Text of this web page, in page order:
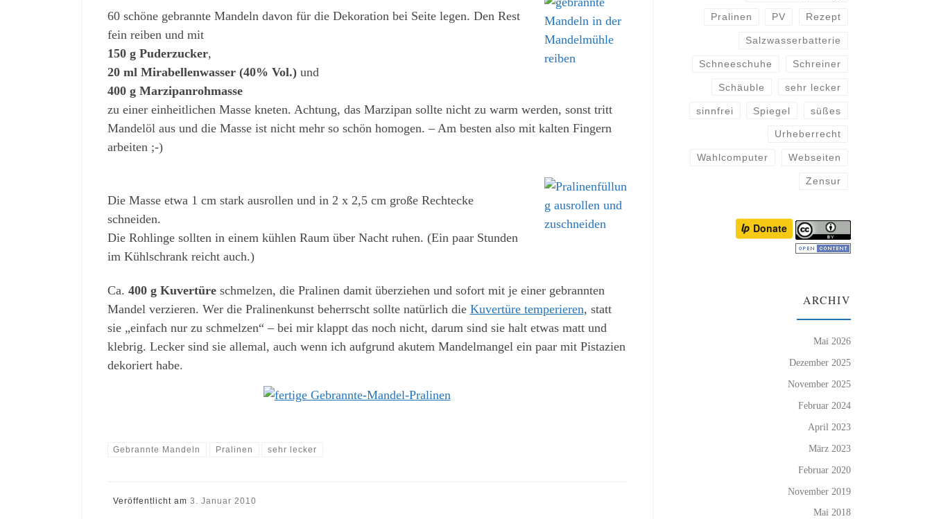
60 schöne gebrannte Mandeln davon für die Dekoration bei Seite legen. Den Rest
fein reiben und mit
150 g Puderzucker,
20 ml Mirabellenwasser (40% Vol.)und
400 g Marzipanrohmasse
zu einer einheitlichen Masse kneten. Achtung, das Marzipan sollte nicht zu warm werden, sonst tritt
Mandelöl aus und die Masse ist nicht mehr so schön homogen. – Am besten also mit kalten Fingern
arbeiten ;-)
Die Masse etwa 1 cm stark ausrollen und in 2 x 2,5 cm große Rechtecke
schneiden.
Die Rohlinge sollten in einem kühlen Raum über Nacht ruhen. (Ein paar Stunden
im Kühlschrank reicht auch.)
Ca. 400 g Kuvertüreschmelzen, die Pralinen damit überziehen und sofort mit je einer gebrannten
Mandel verzieren. Wer die Pralinenkunst beherrscht sollte natürlich die Kuvertüre temperieren, statt
sie „einfach nur zu schmelzen“ – bei mir klappt das noch nicht, darum sind sie halt etwas matt und
klebrig. Lecker sind sie allemal, auch wenn ich aufgrund akutem Mandelmangel ein paar mit Pistazien
dekoriert habe.
Gebrannte Mandeln Pralinen sehr lecker
Veröffentlicht am 3. Januar 2010
Pralinen PV Rezept
Salzwasserbatterie
Schneeschuhe Schreiner
Schäuble sehr lecker
sinnfrei Spiegel süßes
Urheberrecht
Wahlcomputer Webseiten
Zensur
ARCHIV
Mai 2026
Dezember 2025
November 2025
Februar 2024
April 2023
März 2023
Februar 2020
November 2019
Mai 2018